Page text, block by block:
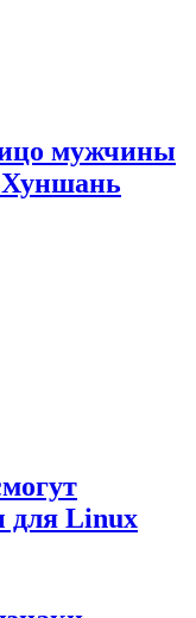
мужчины
Хуншань
для Linux